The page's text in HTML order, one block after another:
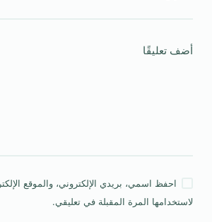
أضف تعليقًا
احفظ اسمي، بريدي الإلكتروني، والموقع
لاستخدامها المرة المقبلة في تعليقي.